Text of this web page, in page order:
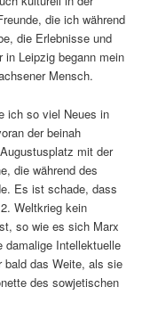
die ich während
die Erlebnisse und
in Leipzig begann mein
Mensch.
ich so viel Neues in
der beinah
mit der
die während des
Es ist schade, dass
Weltkrieg kein
so wie es sich Marx
Intellektuelle
bald das Weite, als sie
des sowjetischen